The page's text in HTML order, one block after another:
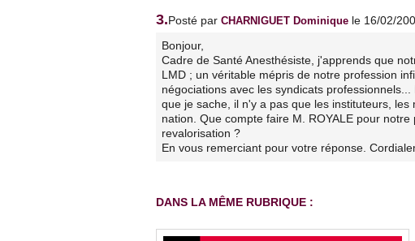
3.Posté par CHARNIGUET Dominique le 16/02/
Bonjour,
Cadre de Santé Anesthésiste, j'apprends que
LMD ; un véritable mépris de notre profession
négociations avec les syndicats
que je sache, il n'y a pas que les instituteurs,
nation. Que compte faire M. ROYALE pour
revalorisation ?
En vous remerciant pour votre réponse.
DANS LA MÊME RUBRIQUE :